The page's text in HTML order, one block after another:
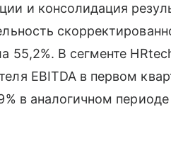
и консолидация
55,2%. В сегменте
EBITDA в первом
в аналогичном